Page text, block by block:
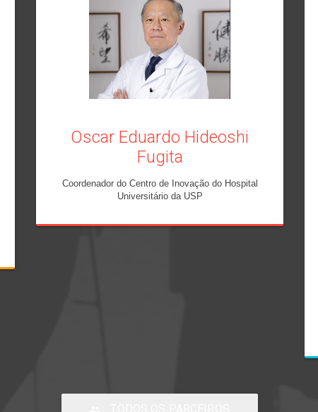
Oscar Eduardo Hideoshi
Fugita
Coordenador do Centro de Inovação do Hospital
Universitário da USP